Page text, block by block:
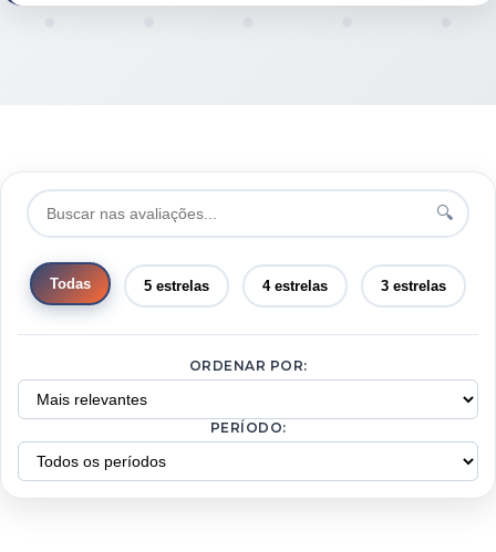
🔍
Todas 5 estrelas 4 estrelas 3 estrelas
ORDENAR POR:
PERÍODO: